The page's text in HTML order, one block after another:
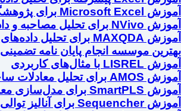
آموزش Microsoft Excel برای پژوهشگران
آموزش NVivo برای تحلیل مصاحبه و داده‌های کیفی
آموزش MAXQDA برای تحلیل داده‌های کیفی
بهترین موسسه انجام پایان نامه تضمینی
آموزش LISREL با مثال‌های کاربردی
آموزش AMOS برای تحلیل معادلات ساختاری
آموزش SmartPLS برای مدل‌سازی معادلات ساختاری
آموزش Sequencher برای آنالیز توالی DNA